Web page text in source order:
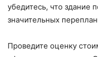
убедитесь, что здание
значительных
Проведите оценку